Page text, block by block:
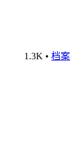
1.3K • 档案